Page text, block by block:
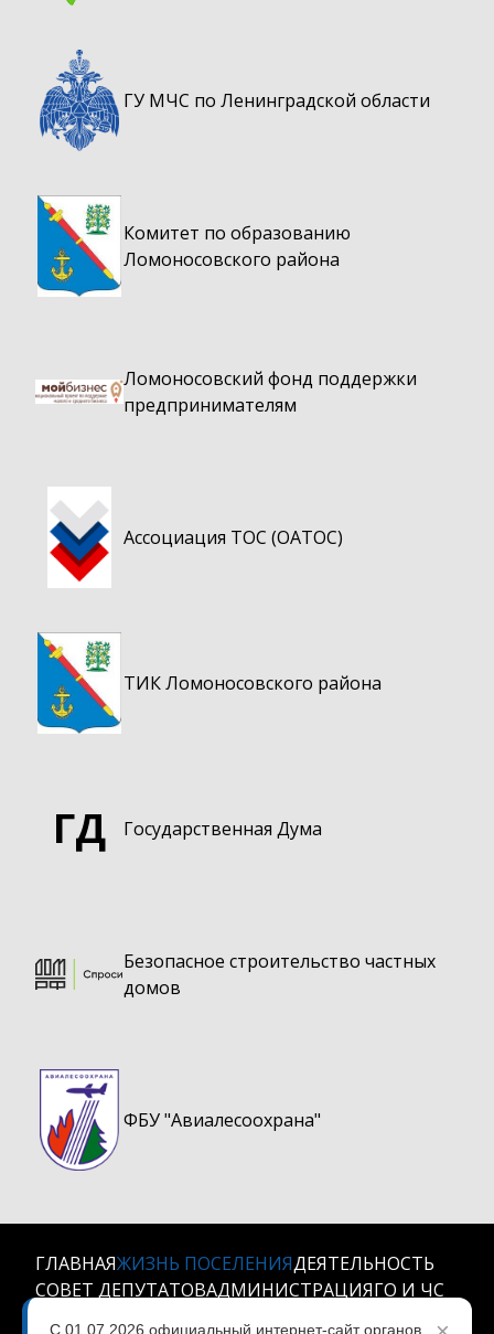
С 01.07.2026 официальный интернет-сайт органов
ГУ МЧС по Ленинградской области
Комитет по образованию
Ломоносовского района
Ломоносовский фонд поддержки
предпринимателям
Ассоциация ТОС (ОАТОС)
ТИК Ломоносовского района
ГД Государственная Дума
Безопасное строительство частных
домов
ФБУ "Авиалесоохрана"
ГЛАВНАЯЖИЗНЬ ПОСЕЛЕНИЯДЕЯТЕЛЬНОСТЬ
СОВЕТ ДЕПУТАТОВАДМИНИСТРАЦИЯГО И ЧС